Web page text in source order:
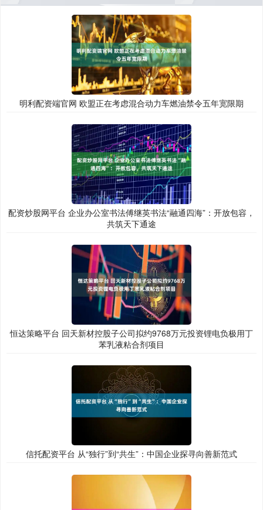
明利配资端官网 欧盟正在考虑混合动力车燃油禁令五年宽限期
配资炒股网平台 企业办公室书法傅继英书法“融通四海”：开放包容，
共筑天下通途
恒达策略平台 回天新材控股子公司拟约9768万元投资锂电负极用丁
苯乳液粘合剂项目
信托配资平台 从“独行”到“共生”：中国企业探寻向善新范式